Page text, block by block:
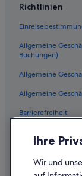
Richtlinien
Allgemeine
Buchungen)
Allgemeine
Allgemeine
Barrierefreiheit
Ihre
Wir und